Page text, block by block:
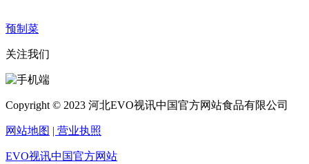
预制菜
关注我们
Copyright © 2023 河北EVO视讯中国官方网站食品有限公司
网站地图 | 营业执照
EVO视讯中国官方网站